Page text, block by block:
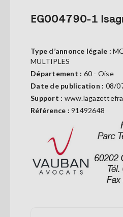
TENDANCES
GAZETTE
Se
connecter
S'abonner
EG004790-1
Type d’annonce légale :
MULTIPLES
Département : 60 - Oise
Date de publication : 08/
Support :
Référence : 91492648